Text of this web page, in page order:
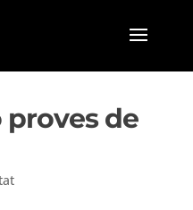
de